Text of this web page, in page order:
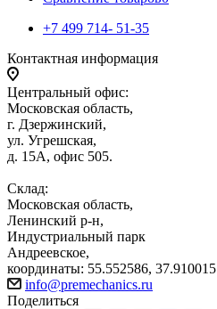
+7 499 714- 51-35
Контактная информация
Центральный офис:
Московская область,
г. Дзержинский,
ул. Угрешская,
д. 15А, офис 505.
Склад:
Московская область,
Ленинский р-н,
Индустриальный парк
Андреевское,
координаты: 55.552586, 37.910015
info@premechanics.ru
Поделиться